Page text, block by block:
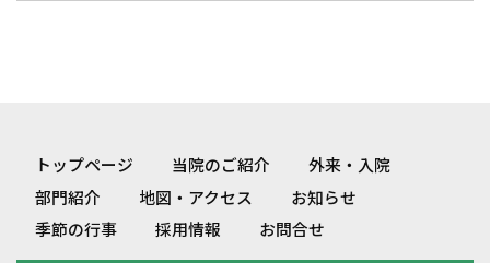
トップページ 当院のご紹介
外来・入院
部門紹介
地図・アクセス
お知らせ
季節の行事
採用情報 お問合せ